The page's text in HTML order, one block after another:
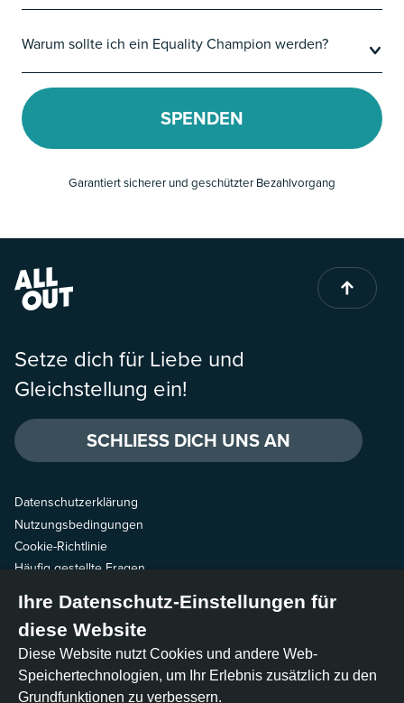
Warum sollte ich ein Equality Champion werden?
SPENDEN
Garantiert sicherer und geschützter Bezahlvorgang
Setze dich für Liebe und
Gleichstellung ein!
SCHLIESS DICH UNS AN
Datenschutzerklärung
Nutzungsbedingungen
Cookie-Richtlinie
Häufig gestellte Fragen
Schreibe uns
Folge uns
Ihre Datenschutz-Einstellungen für
diese Website
Diese Website nutzt Cookies und andere Web-
Speichertechnologien, um Ihr Erlebnis zusätzlich zu den
Grundfunktionen zu verbessern.